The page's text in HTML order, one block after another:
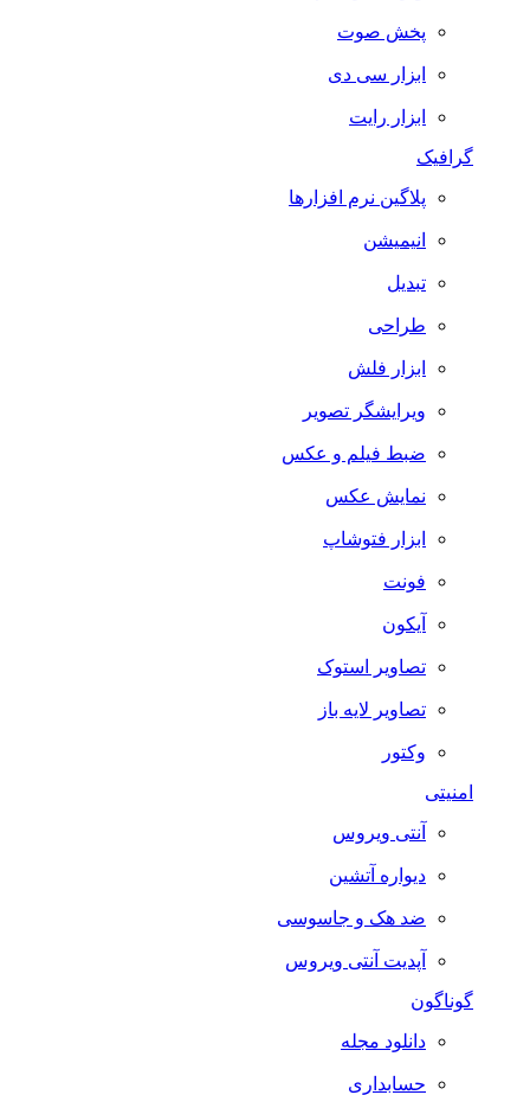
پخش صوت
ابزار سی دی
ابزار رایت
گرافیک
پلاگین نرم افزارها
انیمیشن
تبدیل
طراحی
ابزار فلش
ویرایشگر تصویر
ضبط فيلم و عكس
نمایش عکس
ابزار فتوشاپ
فونت
آیکون
تصاویر استوک
تصاویر لایه باز
وکتور
امنیتی
آنتی ویروس
دیواره آتشین
ضد هک و جاسوسی
آپدیت آنتی ویروس
گوناگون
دانلود مجله
حسابداری